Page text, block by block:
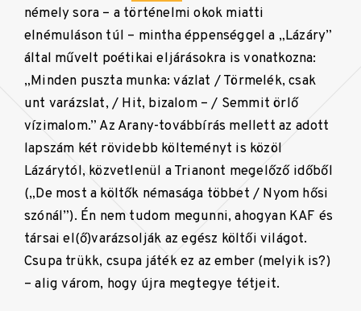
némely sora – a történelmi okok miatti
elnémuláson túl – mintha éppenséggel a „Lázáry”
által művelt poétikai eljárásokra is vonatkozna:
„Minden puszta munka: vázlat / Törmelék, csak
unt varázslat, / Hit, bizalom – / Semmit örlő
vízimalom.” Az Arany-továbbírás mellett az adott
lapszám két rövidebb költeményt is közöl
Lázárytól, közvetlenül a Trianont megelőző időből
(„De most a költők némasága többet / Nyom hősi
szónál”). Én nem tudom megunni, ahogyan KAF és
társai el(ő)varázsolják az egész költői világot.
Csupa trükk, csupa játék ez az ember (melyik is?)
– alig várom, hogy újra megtegye tétjeit.